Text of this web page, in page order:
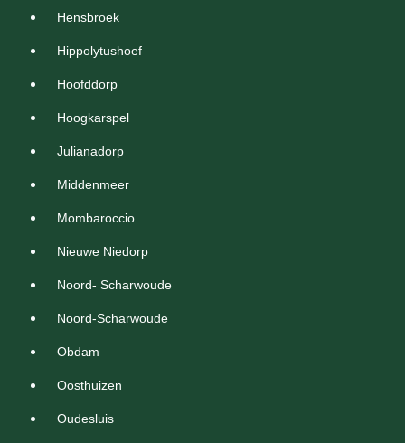
Hensbroek
Hippolytushoef
Hoofddorp
Hoogkarspel
Julianadorp
Middenmeer
Mombaroccio
Nieuwe Niedorp
Noord- Scharwoude
Noord-Scharwoude
Obdam
Oosthuizen
Oudesluis